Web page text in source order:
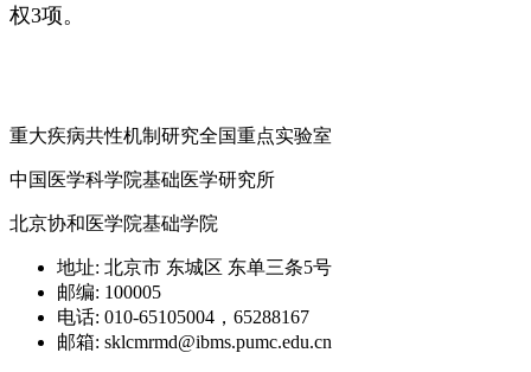
权3项。
重大疾病共性机制研究全国重点实验室
中国医学科学院基础医学研究所
北京协和医学院基础学院
地址: 北京市 东城区 东单三条5号
邮编: 100005
电话: 010-65105004，65288167
邮箱: sklcmrmd@ibms.pumc.edu.cn